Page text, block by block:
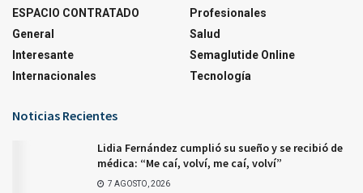
ESPACIO CONTRATADO
General
Interesante
Internacionales
Profesionales
Salud
Semaglutide Online
Tecnología
Noticias Recientes
Lidia Fernández cumplió su sueño y se recibió de
médica: “Me caí, volví, me caí, volví”
7 AGOSTO, 2026